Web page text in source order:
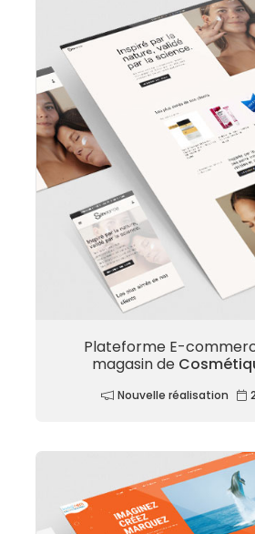
Plateforme E-
magasin de
Nouvelle réalisation